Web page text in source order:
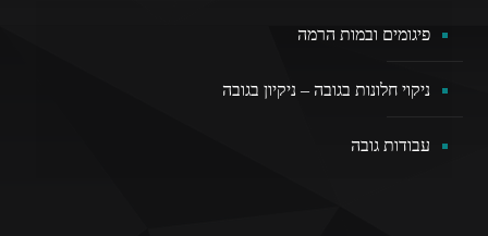
פיגומים ובמות הרמה
ניקוי חלונות בגובה – ניקיון בגובה
עבודות גובה